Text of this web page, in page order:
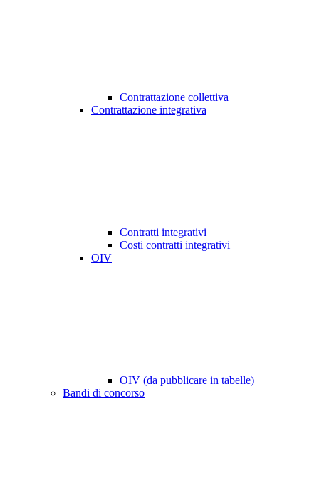
Contrattazione collettiva
Contrattazione integrativa
Contratti integrativi
Costi contratti integrativi
OIV
OIV (da pubblicare in tabelle)
Bandi di concorso